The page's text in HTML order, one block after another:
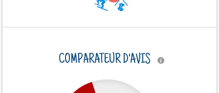
COMPARATEUR D'AVIS